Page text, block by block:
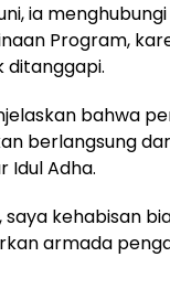
ia
Program,
ditanggapi.
bahwa
berlangsung
Idul Adha.
saya kehabisan
armada